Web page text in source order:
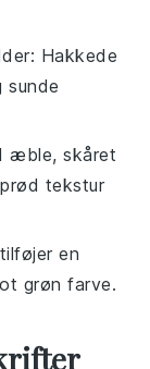
: Hakkede
æble, skåret
tekstur
en
grøn farve.